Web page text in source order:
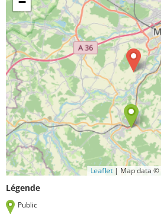
Leaflet | Map data ©
Légende
Public